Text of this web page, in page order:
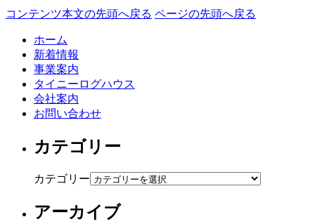
コンテンツ本文の先頭へ戻る ページの先頭へ戻る
ホーム
新着情報
事業案内
タイニーログハウス
会社案内
お問い合わせ
カテゴリー
カテゴリー
アーカイブ